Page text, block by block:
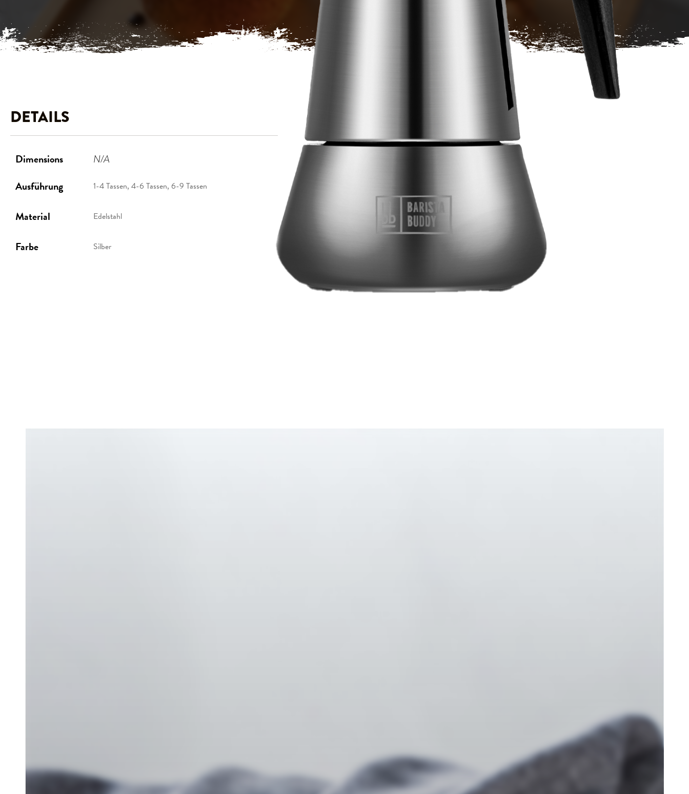
DETAILS
Dimensions N/A
Ausführung 1-4 Tassen, 4-6 Tassen, 6-9 Tassen
Material Edelstahl
Farbe Silber